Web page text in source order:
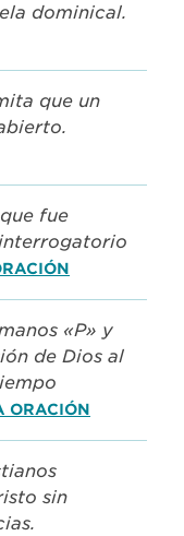
dominical.
que un
fue
«P» y
de Dios al
ORACIÓN
sin